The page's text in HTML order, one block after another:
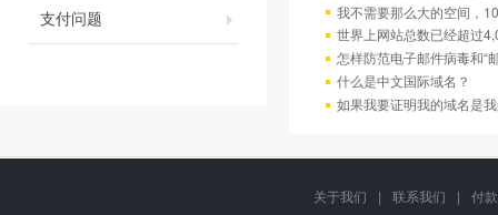
支付问题
我不需要那么大的空间，
世界上网站总数已经超过
怎样防范电子邮件病毒和“
什么是中文国际域名？
如果我要证明我的域名是
关于我们 | 联系我们 |
付